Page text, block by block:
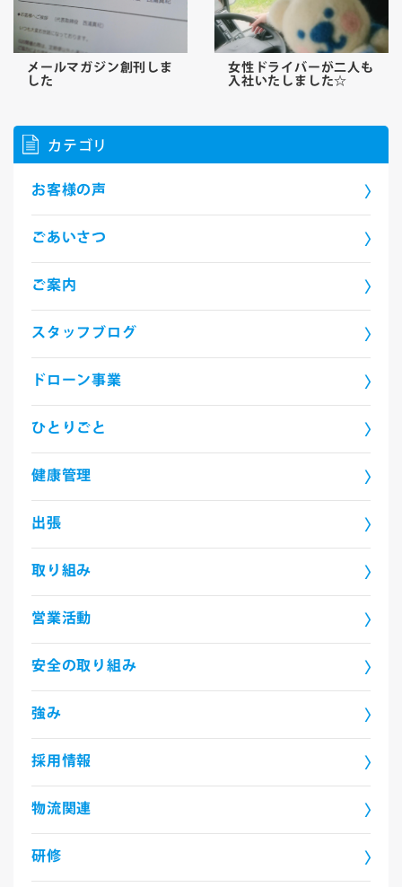
メールマガジン創刊しま
した
女性ドライバーが二人も
入社いたしました☆
カテゴリ
お客様の声
ごあいさつ
ご案内
スタッフブログ
ドローン事業
ひとりごと
健康管理
出張
取り組み
営業活動
安全の取り組み
強み
採用情報
物流関連
研修